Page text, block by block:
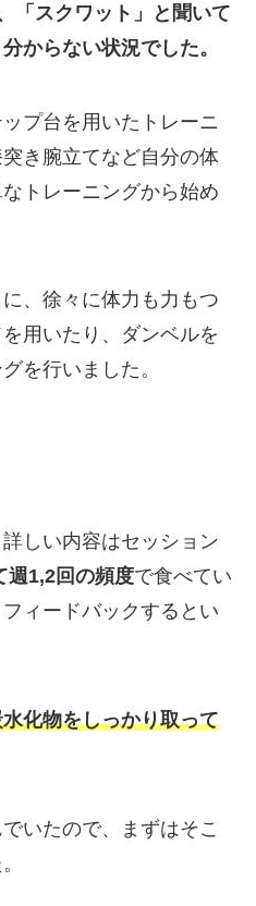
「スクワット」と聞いて
からない状況でした。
プ台を用いたトレーニ
き腕立てなど自分の体
トレーニングから始め
、徐々に体力も力もつ
用いたり、ダンベルを
を行いました。
しい内容はセッション
週1,2回の頻度で食べてい
ィードバックするとい
化物をしっかり取って
いたので、まずはそこ